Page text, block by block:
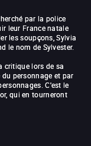
par la police
leur France natale
les soupçons, Sylvia
le nom de Sylvester.
critique lors de sa
personnage et par
C'est le
qui en tourneront